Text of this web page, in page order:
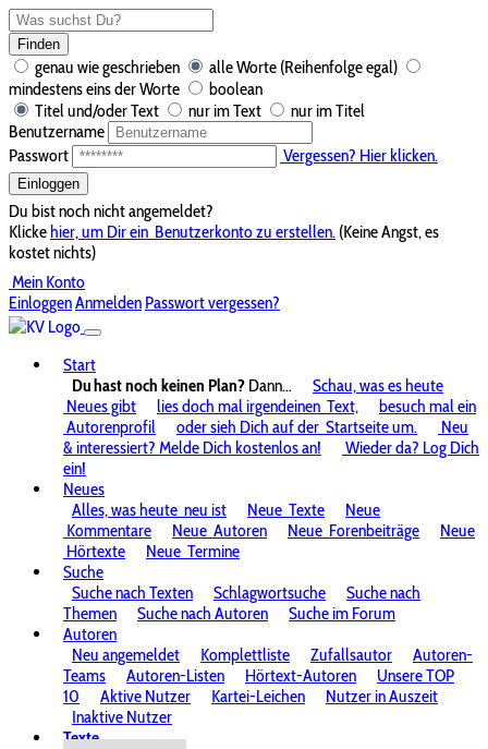
Finden
genau wie geschrieben
alle Worte (Reihenfolge egal)
mindestens eins der Worte
boolean
Titel und/oder Text
nur im Text
nur im Titel
Benutzername
Passwort
Vergessen? Hier klicken.
Einloggen
Du bist noch nicht angemeldet?
Klickehier, um Dir ein Benutzerkonto zu erstellen. (Keine Angst, es
kostet nichts)
Mein Konto
EinloggenAnmelden Passwort vergessen?
Start
Du hast noch keinen Plan? Dann...
Schau, was es heute
Neues gibt
lies doch mal irgendeinen Text,
besuch mal ein
Autorenprofil
oder sieh Dich auf der Startseite um.
Neu
& interessiert? Melde Dich kostenlos an!
Wieder da? Log Dich
ein!
Neues
Alles, was heute neu ist Neue Texte
Neue
Kommentare
Neue Autoren Neue Forenbeiträge
Neue
Hörtexte
Neue Termine
Suche
Suche nach Texten
Schlagwortsuche
Suche nach
Themen
Suche nach Autoren
Suche im Forum
Autoren
Neu angemeldet
Komplettliste Zufallsautor
Autoren-
Teams
Autoren-Listen Hörtext-Autoren
Unsere TOP
10
Aktive Nutzer Kartei-Leichen
Nutzer in Auszeit
Inaktive Nutzer
Texte